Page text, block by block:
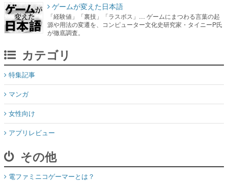
ゲームが変えた日本語
「経験値」「裏技」「ラスボス」… ゲームにまつわる言葉の起
源や用法の変遷を、コンピューター文化史研究家・タイニーP氏
が徹底調査。
カテゴリ
特集記事
マンガ
女性向け
アプリレビュー
その他
電ファミニコゲーマーとは？